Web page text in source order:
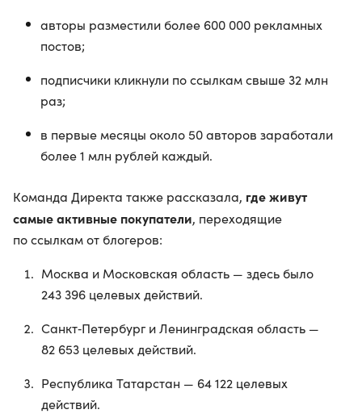
авторы разместили более 600 000 рекламных
постов;
подписчики кликнули по ссылкам свыше 32 млн
раз;
в первые месяцы около 50 авторов заработали
более 1 млн рублей каждый.
Команда Директа также рассказала, где живут
самые активные покупатели, переходящие
по ссылкам от блогеров:
Москва и Московская область — здесь было
243 396 целевых действий.
Санкт‑Петербург и Ленинградская область —
82 653 целевых действий.
Республика Татарстан — 64 122 целевых
действий.